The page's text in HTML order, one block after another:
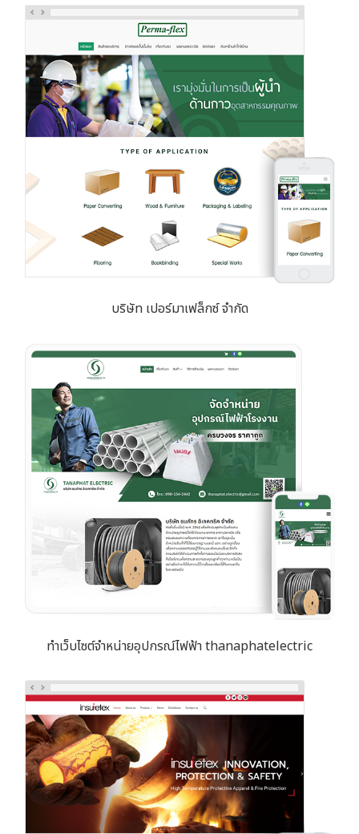
บริษัท เปอร์มาเฟล็กซ์ จำกัด
ทำเว็บไซต์จำหน่ายอุปกรณ์ไฟฟ้า thanaphatelectric